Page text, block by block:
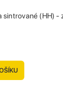
sintrované (HH) -